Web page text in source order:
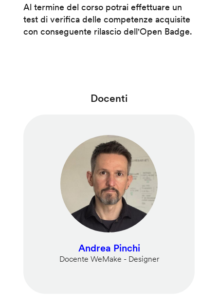
Al termine del corso potrai effettuare un
test di verifica delle competenze acquisite
con conseguente rilascio dell'Open Badge.
Docenti
Andrea Pinchi
Docente WeMake - Designer